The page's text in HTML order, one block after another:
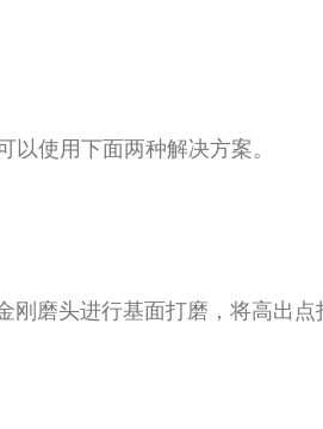
以使用下面两种解决方案。
磨头进行基面打磨，将高出点